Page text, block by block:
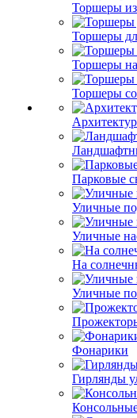
Торшеры
Торшеры
Торшеры
Торшеры
Парковые
Уличные
Уличные
На
Уличные
Фонарики
Гирлянды